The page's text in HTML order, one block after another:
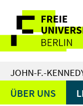
direkt
Inhalt
Service-
Navigation
JOHN-F.-
ÜBER UNS